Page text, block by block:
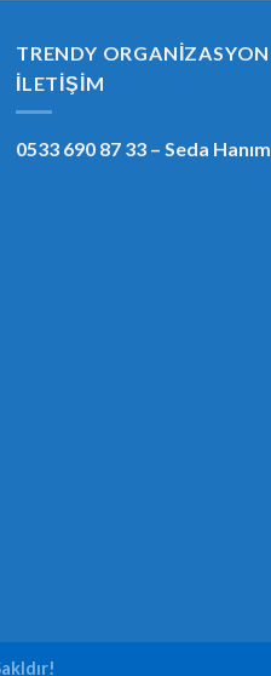
TRENDY ORGANIZASYON
İLETIŞIM
0533 690 87 33 – Seda Hanım